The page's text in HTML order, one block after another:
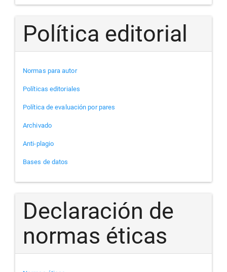
Política editorial
Normas para autor
Políticas editoriales
Política de evaluación por pares
Archivado
Anti-plagio
Bases de datos
Declaración de
normas éticas